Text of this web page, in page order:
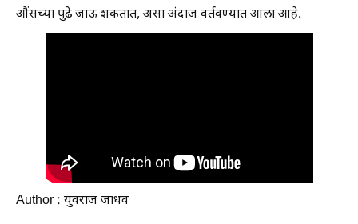
औंसच्या पुढे जाऊ शकतात, असा अंदाज वर्तवण्यात आला आहे.
Author : युवराज जाधव